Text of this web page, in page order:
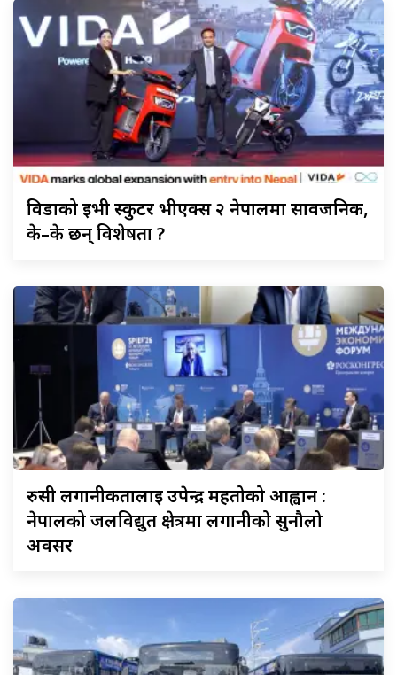
विडाकोईभी स्कुटर भीएक्स २ नेपालमा सार्वजनिक,
के–के छन् विशेषता ?
रुसीलगानीकर्तालाई उपेन्द्र महतोको आह्वान :
नेपालको जलविद्युत क्षेत्रमा लगानीको सुनौलो
अवसर